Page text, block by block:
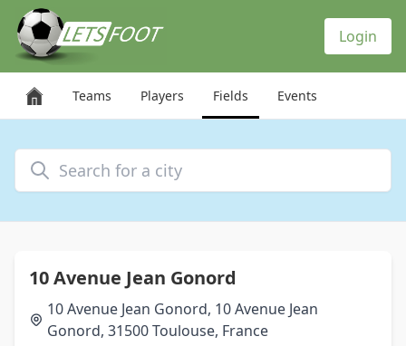
Login
Teams Players Fields Events
Search for a city
10 Avenue Jean Gonord
10 Avenue Jean Gonord, 10 Avenue Jean
Gonord, 31500 Toulouse, France
Cookies management panel